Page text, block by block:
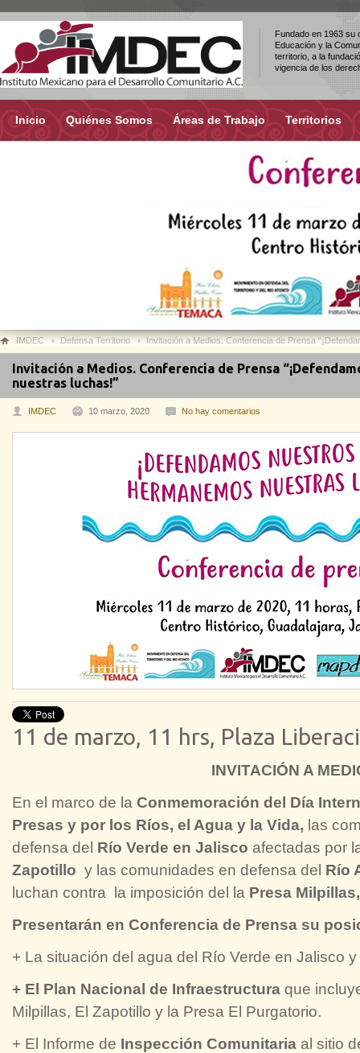
Fundado en 1963 su
Educación y la
territorio, a la
vigencia de los
Inicio Quiénes Somos Áreas de Trabajo Territorios
IMDEC Defensa Territorio Invitación a Medios. Conferencia de Prensa
Invitación a Medios. Conferencia de Prensa
nuestras luchas!”
IMDEC 10 marzo, 2020 No hay comentarios
11 de marzo, 11 hrs, Plaza
INVITACIÓN A
En el marco de la Conmemoración del Día
Presas y por los Ríos, el Agua y la Vida, las
defensa del Río Verde en Jalisco afectadas por
Zapotillo y las comunidades en defensa del Río
luchan contra la imposición del la Presa
Presentarán en Conferencia de Prensa su
+ La situación del agua del Río Verde en Jalisco
+ El Plan Nacional de Infraestructura que
Milpillas, El Zapotillo y la Presa El Purgatorio.
+ El Informe de Inspección Comunitaria al sitio